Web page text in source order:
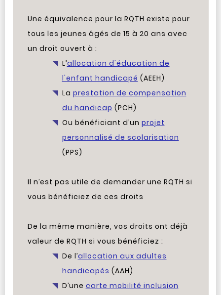
Une équivalence pour la RQTH existe pour
tous les jeunes âgés de 15 à 20 ans avec
un droit ouvert à :
L’allocation d'éducation de
l'enfant handicapé (AEEH)
La prestation de compensation
du handicap (PCH)
Ou bénéficiant d’un projet
personnalisé de scolarisation
(PPS)
Il n’est pas utile de demander une RQTH si
vous bénéficiez de ces droits
De la même manière, vos droits ont déjà
valeur de RQTH si vous bénéficiez :
De l’allocation aux adultes
handicapés (AAH)
D’une carte mobilité inclusion